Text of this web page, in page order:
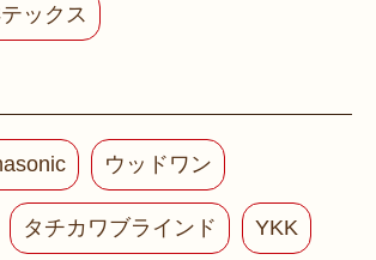
ックス
ウッドワン
タチカワブラインド YKK